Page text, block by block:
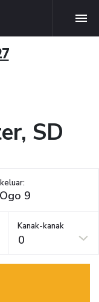
SD
Kanak-kanak
0